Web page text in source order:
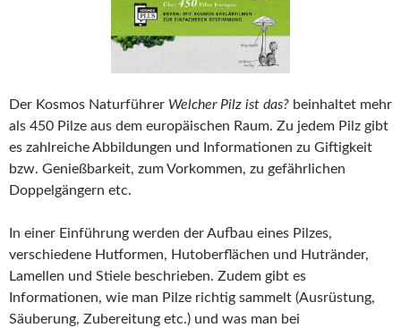
Der Kosmos Naturführer Welcher Pilz ist das? beinhaltet mehr
als 450 Pilze aus dem europäischen Raum. Zu jedem Pilz gibt
es zahlreiche Abbildungen und Informationen zu Giftigkeit
bzw. Genießbarkeit, zum Vorkommen, zu gefährlichen
Doppelgängern etc.
In einer Einführung werden der Aufbau eines Pilzes,
verschiedene Hutformen, Hutoberflächen und Hutränder,
Lamellen und Stiele beschrieben. Zudem gibt es
Informationen, wie man Pilze richtig sammelt (Ausrüstung,
Säuberung, Zubereitung etc.) und was man bei